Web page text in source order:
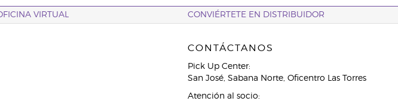
VIRTUAL CONVIÉRTETE EN DISTRIBUIDOR
CONTÁCTANOS
Pick Up Center:
San José, Sabana Norte, Oficentro Las Torres
Atención al socio: